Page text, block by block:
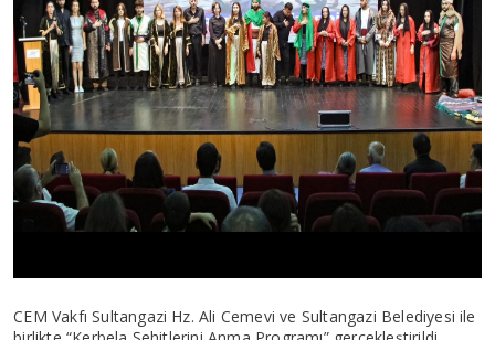
CEM Vakfı Sultangazi Hz. Ali Cemevi ve Sultangazi Belediyesi ile